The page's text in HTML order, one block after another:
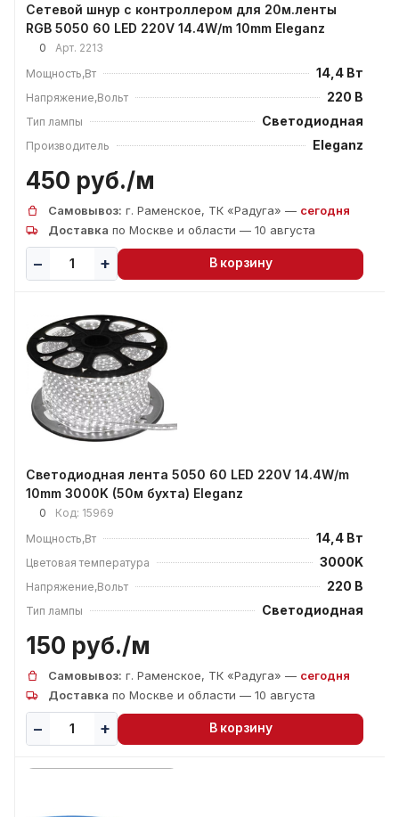
Сетевой шнур с контроллером для 20м.ленты
RGB 5050 60 LED 220V 14.4W/m 10mm Eleganz
0 Арт. 2213
Мощность,Вт
14,4 Вт
Напряжение,Вольт 220 В
Тип лампы Светодиодная
Производитель Eleganz
450 руб./м
Самовывоз: г. Раменское, ТК «Радуга» — сегодня
Доставка по Москве и области — 10 августа
В корзину
Светодиодная лента 5050 60 LED 220V 14.4W/m
10mm 3000K (50м бухта) Eleganz
0 Код: 15969
Мощность,Вт
14,4 Вт
Цветовая температура 3000K
Напряжение,Вольт 220 В
Тип лампы Светодиодная
150 руб./м
Самовывоз: г. Раменское, ТК «Радуга» — сегодня
Доставка по Москве и области — 10 августа
В корзину